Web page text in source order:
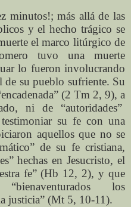
minutos!; más allá de las
y el hecho trágico se
el marco litúrgico de
tuvo una muerte
lo fueron involucrando
su pueblo sufriente. Su
(2 Tm 2, 9), a
ni de “autoridades”
su fe con una
aquellos que no se
de su fe cristiana,
hechas en Jesucristo, el
fe” (Hb 12, 2), y que
los
justicia” (Mt 5, 10-11).